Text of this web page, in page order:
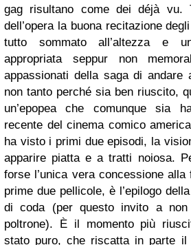
gag risultano come dei déjà vu.
dell’opera la buona recitazione
tutto sommato all’altezza e
appropriata seppur non
appassionati della saga di andare
non tanto perché sia ben riuscito,
un’epopea che comunque sia
recente del cinema comico
ha visto i primi due episodi, la
apparire piatta e a tratti noiosa.
forse l’unica vera concessione
prime due pellicole, è l’epilogo
di coda (per questo invito a
poltrone). È il momento più
stato puro, che riscatta in parte